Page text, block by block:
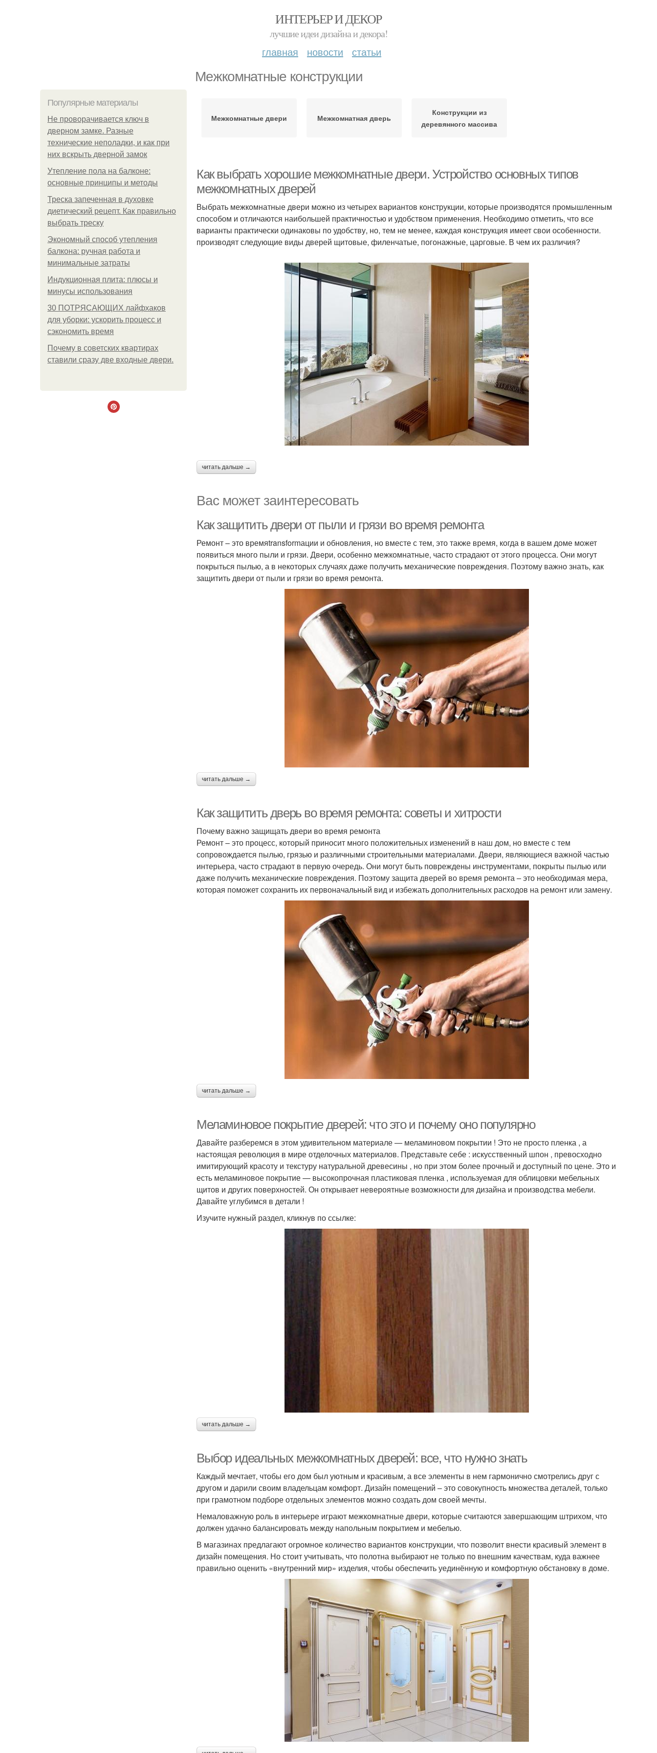
ИНТЕРЬЕР И ДЕКОР
лучшие идеи дизайна и декора!
главная новости статьи
Межкомнатные конструкции
Популярные материалы
Не проворачивается ключ в
дверном замке. Разные
технические неполадки, и как при
них вскрыть дверной замок
Утепление пола на балконе:
основные принципы и методы
Треска запеченная в духовке
диетический рецепт. Как правильно
выбрать треску
Экономный способ утепления
балкона: ручная работа и
минимальные затраты
Индукционная плита: плюсы и
минусы использования
30 ПОТРЯСАЮЩИХ лайфхаков
для уборки: ускорить процесс и
сэкономить время
Почему в советских квартирах
ставили сразу две входные двери.
Межкомнатные двери Межкомнатная дверь
Конструкции из
деревянного массива
Как выбрать хорошие межкомнатные двери. Устройство основных типов
межкомнатных дверей
Выбрать межкомнатные двери можно из четырех вариантов конструкции, которые производятся промышленным
способом и отличаются наибольшей практичностью и удобством применения. Необходимо отметить, что все
варианты практически одинаковы по удобству, но, тем не менее, каждая конструкция имеет свои особенности.
производят следующие виды дверей щитовые, филенчатые, погонажные, царговые. В чем их различия?
читать дальше →
Вас может заинтересовать
Как защитить двери от пыли и грязи во время ремонта
Ремонт – это времяtransformации и обновления, но вместе с тем, это также время, когда в вашем доме может
появиться много пыли и грязи. Двери, особенно межкомнатные, часто страдают от этого процесса. Они могут
покрыться пылью, а в некоторых случаях даже получить механические повреждения. Поэтому важно знать, как
защитить двери от пыли и грязи во время ремонта.
читать дальше →
Как защитить дверь во время ремонта: советы и хитрости
Почему важно защищать двери во время ремонта
Ремонт – это процесс, который приносит много положительных изменений в наш дом, но вместе с тем
сопровождается пылью, грязью и различными строительными материалами. Двери, являющиеся важной частью
интерьера, часто страдают в первую очередь. Они могут быть повреждены инструментами, покрыты пылью или
даже получить механические повреждения. Поэтому защита дверей во время ремонта – это необходимая мера,
которая поможет сохранить их первоначальный вид и избежать дополнительных расходов на ремонт или замену.
читать дальше →
Меламиновое покрытие дверей: что это и почему оно популярно
Давайте разберемся в этом удивительном материале — меламиновом покрытии ! Это не просто пленка , а
настоящая революция в мире отделочных материалов. Представьте себе : искусственный шпон , превосходно
имитирующий красоту и текстуру натуральной древесины , но при этом более прочный и доступный по цене. Это и
есть меламиновое покрытие — высокопрочная пластиковая пленка , используемая для облицовки мебельных
щитов и других поверхностей. Он открывает невероятные возможности для дизайна и производства мебели.
Давайте углубимся в детали !
Изучите нужный раздел, кликнув по ссылке:
читать дальше →
Выбор идеальных межкомнатных дверей: все, что нужно знать
Каждый мечтает, чтобы его дом был уютным и красивым, а все элементы в нем гармонично смотрелись друг с
другом и дарили своим владельцам комфорт. Дизайн помещений – это совокупность множества деталей, только
при грамотном подборе отдельных элементов можно создать дом своей мечты.
Немаловажную роль в интерьере играют межкомнатные двери, которые считаются завершающим штрихом, что
должен удачно балансировать между напольным покрытием и мебелью.
В магазинах предлагают огромное количество вариантов конструкции, что позволит внести красивый элемент в
дизайн помещения. Но стоит учитывать, что полотна выбирают не только по внешним качествам, куда важнее
правильно оценить «внутренний мир» изделия, чтобы обеспечить уединённую и комфортную обстановку в доме.